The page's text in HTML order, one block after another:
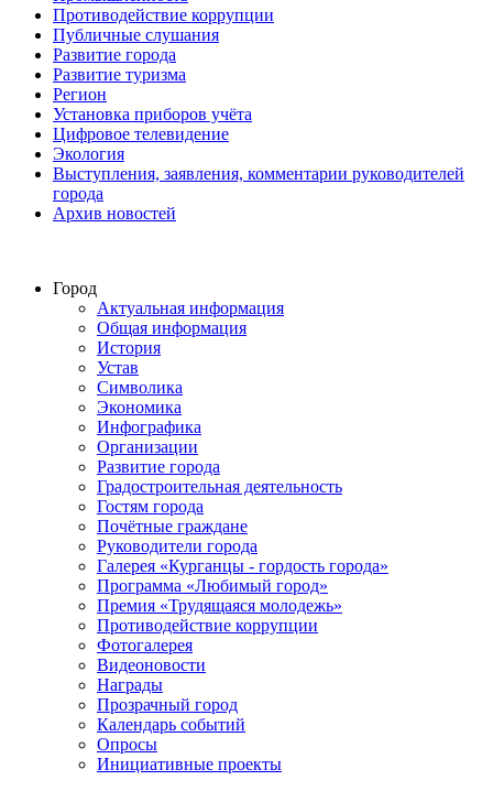
Противодействие коррупции
Публичные слушания
Развитие города
Развитие туризма
Регион
Установка приборов учёта
Цифровое телевидение
Экология
Выступления, заявления, комментарии руководителей
города
Архив новостей
Город
Актуальная информация
Общая информация
История
Устав
Символика
Экономика
Инфографика
Организации
Развитие города
Градостроительная деятельность
Гостям города
Почётные граждане
Руководители города
Галерея «Курганцы - гордость города»
Программа «Любимый город»
Премия «Трудящаяся молодежь»
Противодействие коррупции
Фотогалерея
Видеоновости
Награды
Прозрачный город
Календарь событий
Опросы
Инициативные проекты